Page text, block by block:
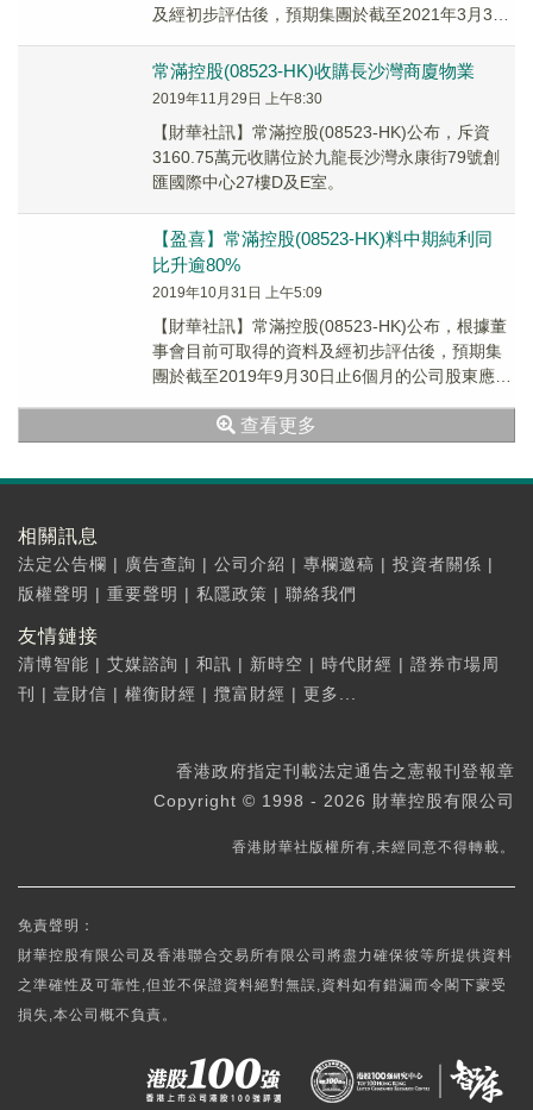
及經初步評估後，預期集團於截至2021年3月31
常滿控股(08523-HK)收購長沙灣商廈物業
2019年11月29日 上午8:30
【財華社訊】常滿控股(08523-HK)公布，斥資
3160.75萬元收購位於九龍長沙灣永康街79號創
匯國際中心27樓D及E室。
【盈喜】常滿控股(08523-HK)料中期純利同
比升逾80%
2019年10月31日 上午5:09
【財華社訊】常滿控股(08523-HK)公布，根據董
事會目前可取得的資料及經初步評估後，預期集
團於截至2019年9月30日止6個月的公司股東應佔
查看更多
相關訊息
法定公告欄 | 廣告查詢 | 公司介紹 | 專欄邀稿 | 投資者關係 |
版權聲明 | 重要聲明 | 私隱政策 | 聯絡我們
友情鏈接
清博智能 | 艾媒諮詢 | 和訊 | 新時空 | 時代財經 | 證券市場周
刊
| 壹財信 | 權衡財經 | 攬富財經 | 更多...
香港政府指定刊載法定通告之憲報刊登報章
Copyright © 1998 - 2026 財華控股有限公司
香港財華社版權所有,未經同意不得轉載。
免責聲明：
財華控股有限公司及香港聯合交易所有限公司將盡力確保彼等所提供資料
之準確性及可靠性,但並不保證資料絕對無誤,資料如有錯漏而令閣下蒙受
損失,本公司概不負責。